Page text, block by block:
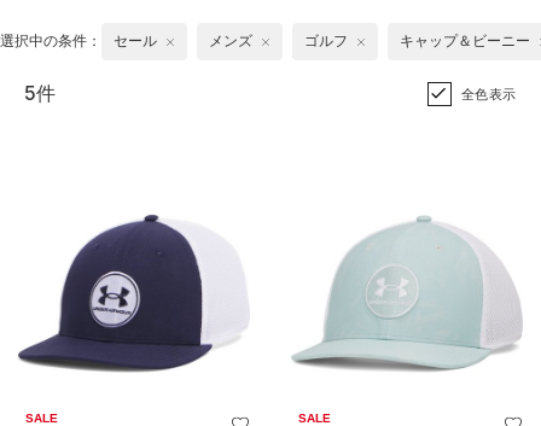
選択中の条件： セール メンズ ゴルフ キャップ＆ビーニー
5件 全色表示
SALE SALE